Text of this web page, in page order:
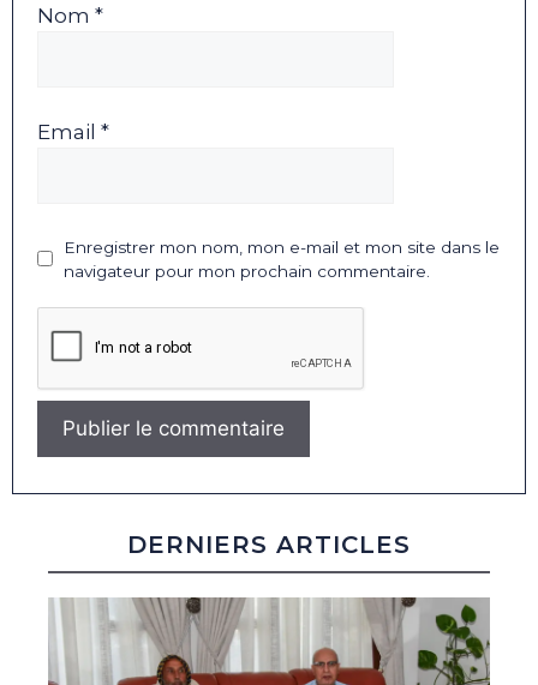
Nom *
Email *
Enregistrer mon nom, mon e-mail et mon site dans le
navigateur pour mon prochain commentaire.
DERNIERS ARTICLES